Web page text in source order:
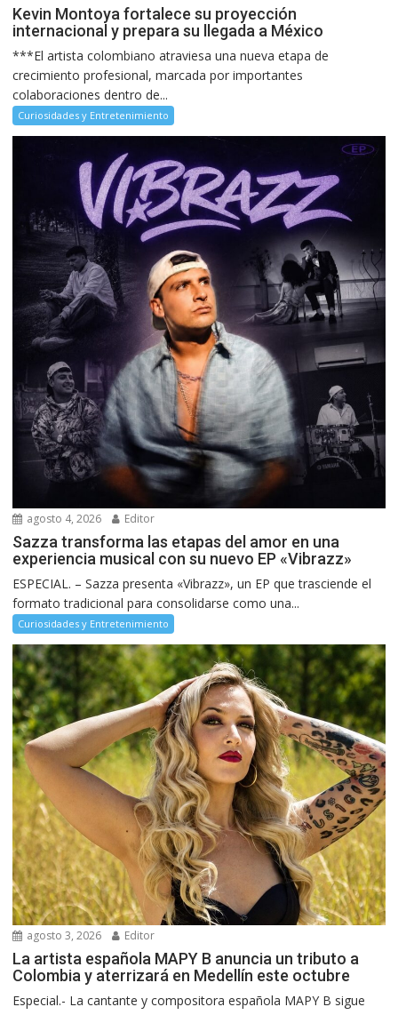
Kevin Montoya fortalece su proyección
internacional y prepara su llegada a México
***El artista colombiano atraviesa una nueva etapa de
crecimiento profesional, marcada por importantes
colaboraciones dentro de...
Curiosidades y Entretenimiento
agosto 4, 2026 Editor
Sazza transforma las etapas del amor en una
experiencia musical con su nuevo EP «Vibrazz»
ESPECIAL. – Sazza presenta «Vibrazz», un EP que trasciende el
formato tradicional para consolidarse como una...
Curiosidades y Entretenimiento
agosto 3, 2026 Editor
La artista española MAPY B anuncia un tributo a
Colombia y aterrizará en Medellín este octubre
Especial.- La cantante y compositora española MAPY B sigue